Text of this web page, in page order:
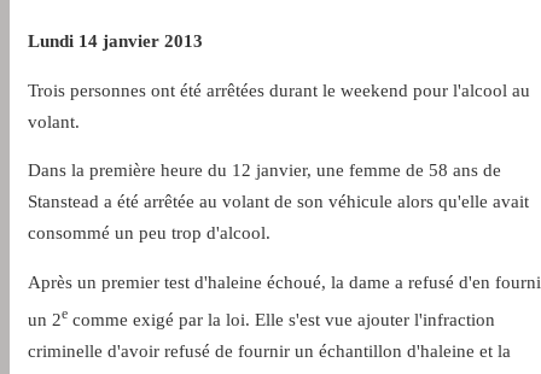
Lundi 14 janvier 2013
Trois personnes ont été arrêtées durant le weekend pour l'alcool au
volant.
Dans la première heure du 12 janvier, une femme de 58 ans de
Stanstead a été arrêtée au volant de son véhicule alors qu'elle avait
consommé un peu trop d'alcool.
Après un premier test d'haleine échoué, la dame a refusé d'en
un 2e comme exigé par la loi. Elle s'est vue ajouter l'infraction
criminelle d'avoir refusé de fournir un échantillon d'haleine et la